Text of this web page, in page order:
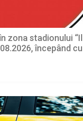
zona stadionului
începând cu